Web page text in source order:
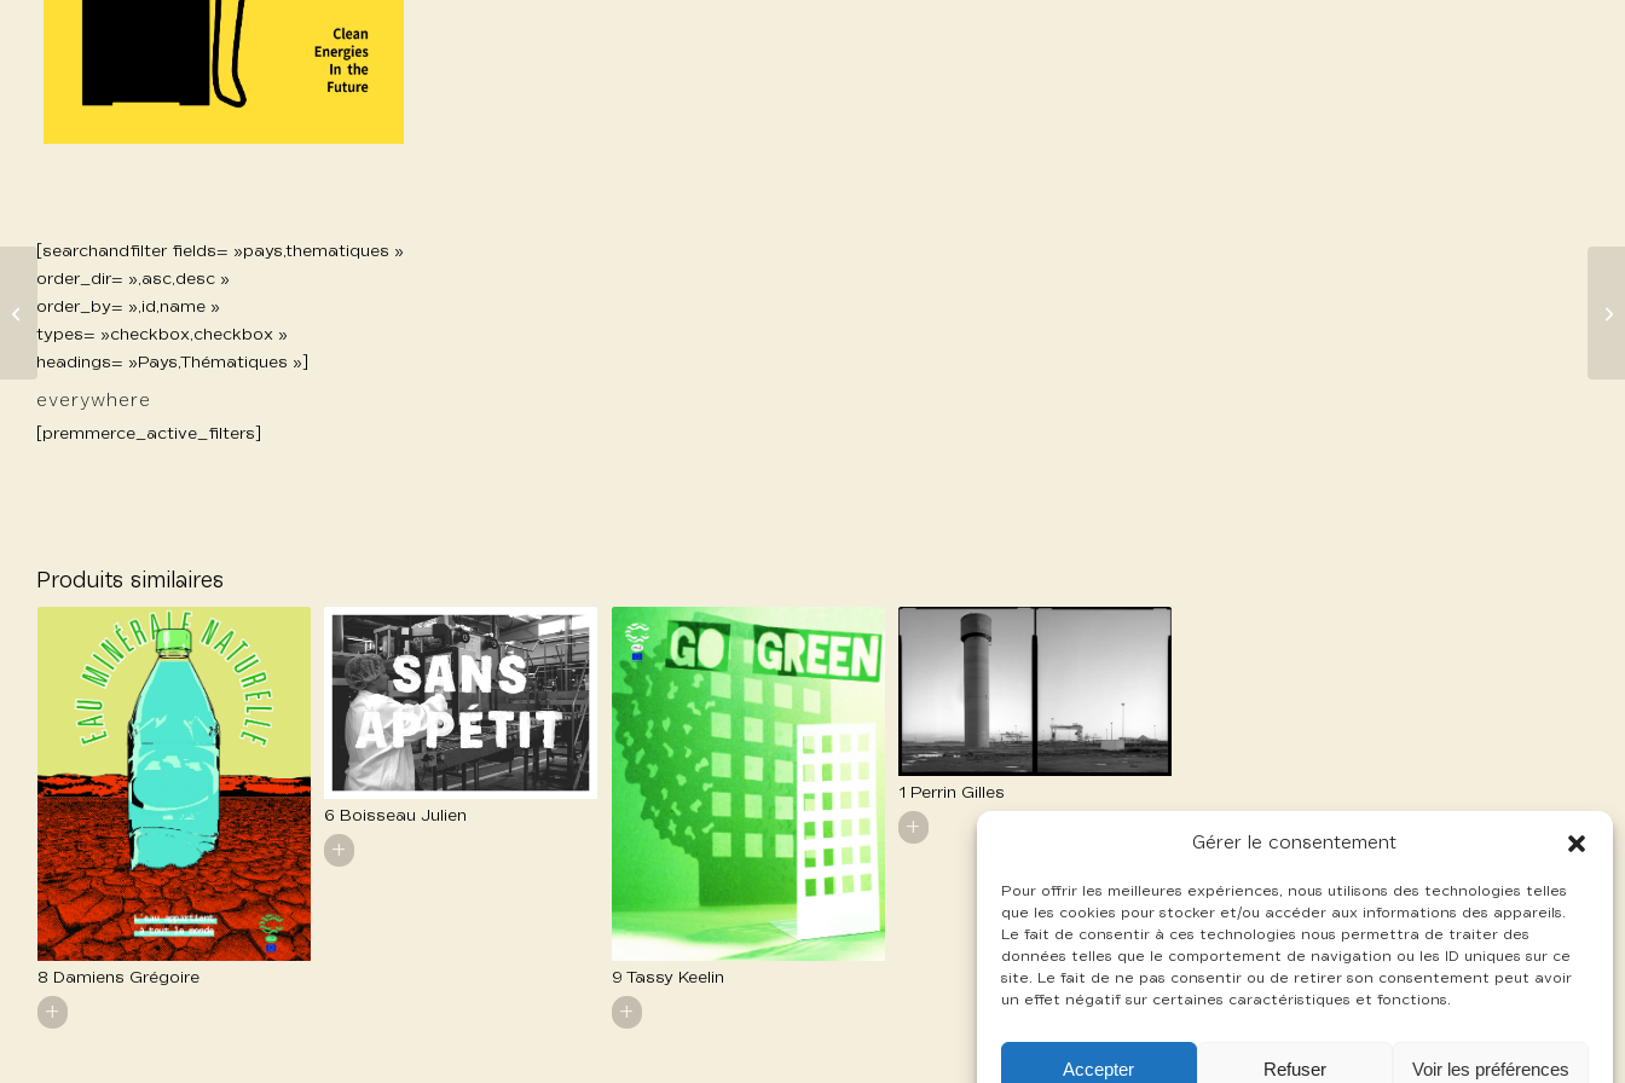
Gérer le consentement
Pour offrir les meilleures expériences, nous utilisons des technologies telles
que les cookies pour stocker et/ou accéder aux informations des appareils.
Le fait de consentir à ces technologies nous permettra de traiter des
données telles que le comportement de navigation ou les ID uniques sur ce
site. Le fait de ne pas consentir ou de retirer son consentement peut avoir
un effet négatif sur certaines caractéristiques et fonctions.
Accepter Refuser Voir les préférences
[searchandfilter fields= »pays,thematiques »
order_dir= »,asc,desc »
order_by= »,id,name »
types= »checkbox,checkbox »
headings= »Pays,Thématiques »]
everywhere
[premmerce_active_filters]
Produits similaires
8 Damiens Grégoire
+
6 Boisseau Julien
+
9 Tassy Keelin
+
1 Perrin Gilles
+
1104 Wenlong Zhang